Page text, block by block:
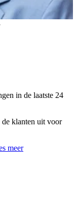
in de laatste 24
de klanten uit voor
meer